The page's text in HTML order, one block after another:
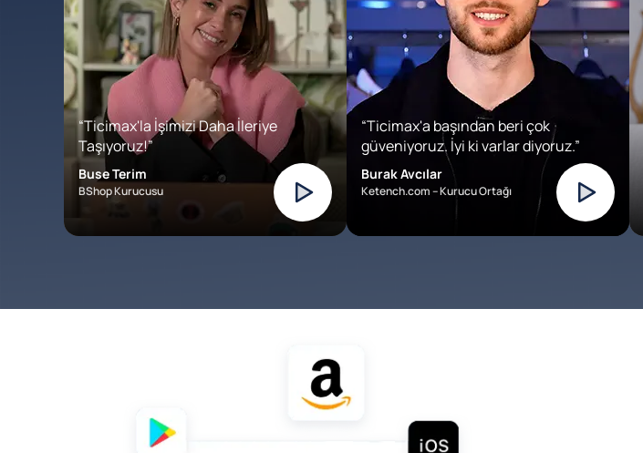
“Ticimax'la İşimizi Daha İleriye
Taşıyoruz!”
Buse Terim
BShop Kurucusu
“Ticimax'a başından beri çok
güveniyoruz. İyi ki varlar diyoruz.”
Burak Avcılar
Ketench.com – Kurucu Ortağı